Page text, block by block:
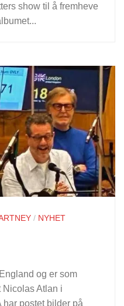
show til å fremheve
/ NYHET
og er som
Atlan i
postet bilder på